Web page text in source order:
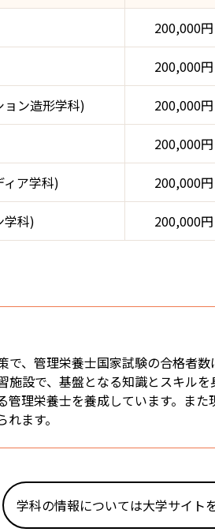
200,000円
200,000円
ョン造形学科) 200,000円
200,000円
ィア学科) 200,000円
学科) 200,000円
で、管理栄養士国家試験の合格者
設で、基盤となる知識とスキル
理栄養士を養成しています。ま
ます。
学科の情報については大学サイト